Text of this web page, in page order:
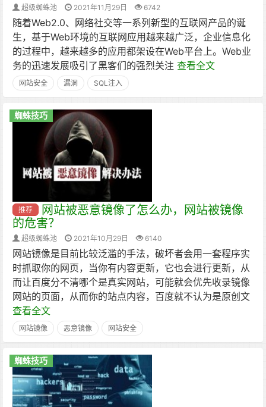
超级蜘蛛池 2021年11月29日 6742
随着Web2.0、网络社交等一系列新型的互联网产品的诞
生，基于Web环境的互联网应用越来越广泛，企业信息化
的过程中，越来越多的应用都架设在Web平台上。Web业
务的迅速发展吸引了黑客们的强烈关注 查看全文
网站安全 漏洞 SQL注入
蜘蛛技巧
推荐
网站被恶意镜像了怎么办，网站被镜像
的危害？
超级蜘蛛池 2021年10月29日 6140
网站镜像是目前比较泛滥的手法，破坏者会用一套程序实
时抓取你的网页，当你有内容更新，它也会进行更新，从
而让百度分不清哪个是真实网站，可能就会优先收录镜像
网站的页面，从而你的站点内容，百度就不认为是原创文
查看全文
网站镜像 恶意镜像 网站安全
蜘蛛技巧